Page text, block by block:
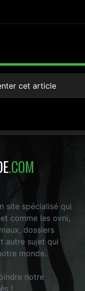
cet article
.COM
site spécialisé qui
comme les ovni,
dossiers
autre sujet qui
monde.
notre
!